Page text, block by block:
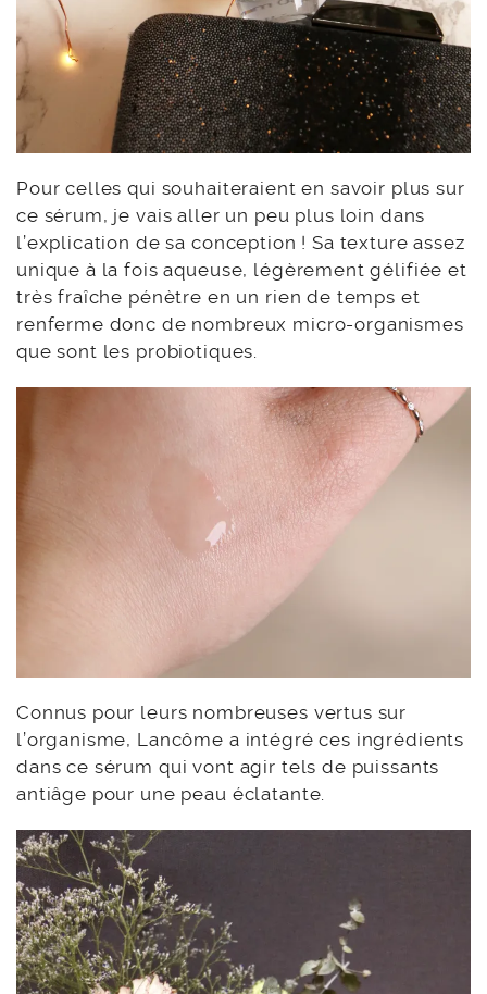
Pour celles qui souhaiteraient en savoir plus sur
ce sérum, je vais aller un peu plus loin dans
l’explication de sa conception ! Sa texture assez
unique à la fois aqueuse, légèrement gélifiée et
très fraîche pénètre en un rien de temps et
renferme donc de nombreux micro-organismes
que sont les probiotiques.
Connus pour leurs nombreuses vertus sur
l’organisme, Lancôme a intégré ces ingrédients
dans ce sérum qui vont agir tels de puissants
antiâge pour une peau éclatante.